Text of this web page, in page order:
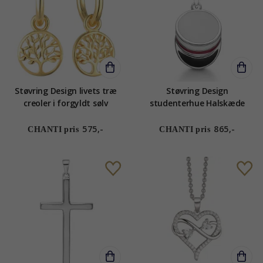
Støvring Design livets træ
creoler i forgyldt sølv
CHANTI pris 575,-
Støvring Design
studenterhue Halskæde
sølv rød emalje
CHANTI pris 865,-